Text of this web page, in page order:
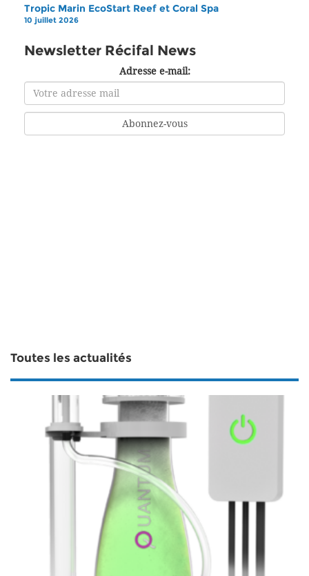
Tropic Marin EcoStart Reef et Coral Spa
10 juillet 2026
Newsletter Récifal News
Adresse e-mail:
Toutes les actualités